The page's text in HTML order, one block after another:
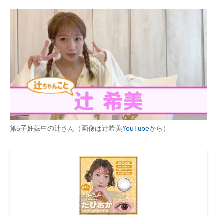
進化するPCとデバイスの未来
好きが集まる 比べて選べる
ビジネスと働き方のヒント
AI活用のいまが分かる
企業ITのトレンドを詳説
経営リーダーのコミュニティ
ITエンジニア向け専門サイト
企業向けIT製品の総合サイト
IT製品の技術・比較・事例
第5子妊娠中の辻さん（画像は辻希美YouTubeから）